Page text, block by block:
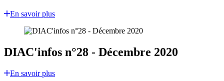
En savoir plus
DIAC'infos n°28 - Décembre 2020
En savoir plus